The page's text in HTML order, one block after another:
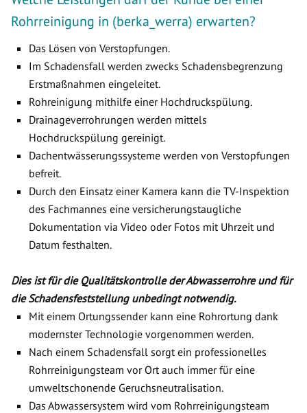
Rohrreinigung in (berka_werra) erwarten?
Das Lösen von Verstopfungen.
Im Schadensfall werden zwecks Schadensbegrenzung
Erstmaßnahmen eingeleitet.
Rohreinigung mithilfe einer Hochdruckspülung.
Drainageverrohrungen werden mittels
Hochdruckspülung gereinigt.
Dachentwässerungssysteme werden von Verstopfungen
befreit.
Durch den Einsatz einer Kamera kann die TV-Inspektion
des Fachmannes eine versicherungstaugliche
Dokumentation via Video oder Fotos mit Uhrzeit und
Datum festhalten.
Dies ist für die Qualitätskontrolle der Abwasserrohre und für
die Schadensfeststellung unbedingt notwendig.
Mit einem Ortungssender kann eine Rohrortung dank
modernster Technologie vorgenommen werden.
Nach einem Schadensfall sorgt ein professionelles
Rohrreinigungsteam vor Ort auch immer für eine
umweltschonende Geruchsneutralisation.
Das Abwassersystem wird vom Rohrreinigungsteam